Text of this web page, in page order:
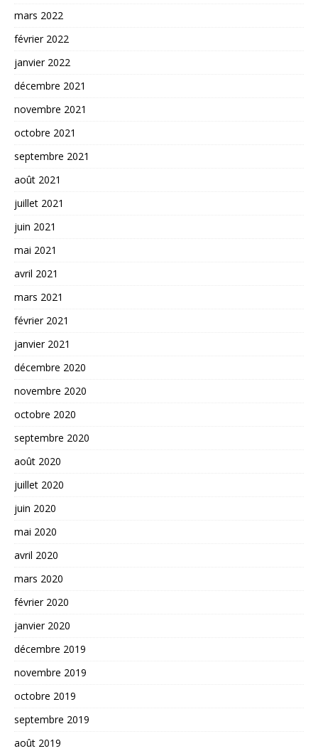
mars 2022
février 2022
janvier 2022
décembre 2021
novembre 2021
octobre 2021
septembre 2021
août 2021
juillet 2021
juin 2021
mai 2021
avril 2021
mars 2021
février 2021
janvier 2021
décembre 2020
novembre 2020
octobre 2020
septembre 2020
août 2020
juillet 2020
juin 2020
mai 2020
avril 2020
mars 2020
février 2020
janvier 2020
décembre 2019
novembre 2019
octobre 2019
septembre 2019
août 2019